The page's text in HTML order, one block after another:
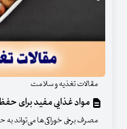
مقالات تغذیه و سلامت
مواد غذایی مفید برای
مصرف برخی خوراکی‌ها می‌تواند